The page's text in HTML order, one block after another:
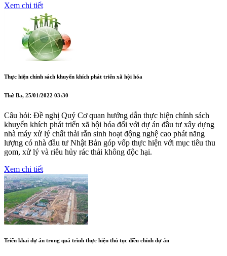
Xem chi tiết
Thực hiện chính sách khuyến khích phát triển xã hội hóa
Thứ Ba, 25/01/2022 03:30
Câu hỏi: Đề nghị Quý Cơ quan hướng dẫn thực hiện chính sách
khuyến khích phát triển xã hội hóa đối với dự án đầu tư xây dựng
nhà máy xử lý chất thải rắn sinh hoạt động nghệ cao phát năng
lượng có nhà đầu tư Nhật Bản góp vốp thực hiện với mục tiêu thu
gom, xử lý và riêu hủy rác thải không độc hại.
Xem chi tiết
Triển khai dự án trong quá trình thực hiện thủ tục điều chỉnh dự án